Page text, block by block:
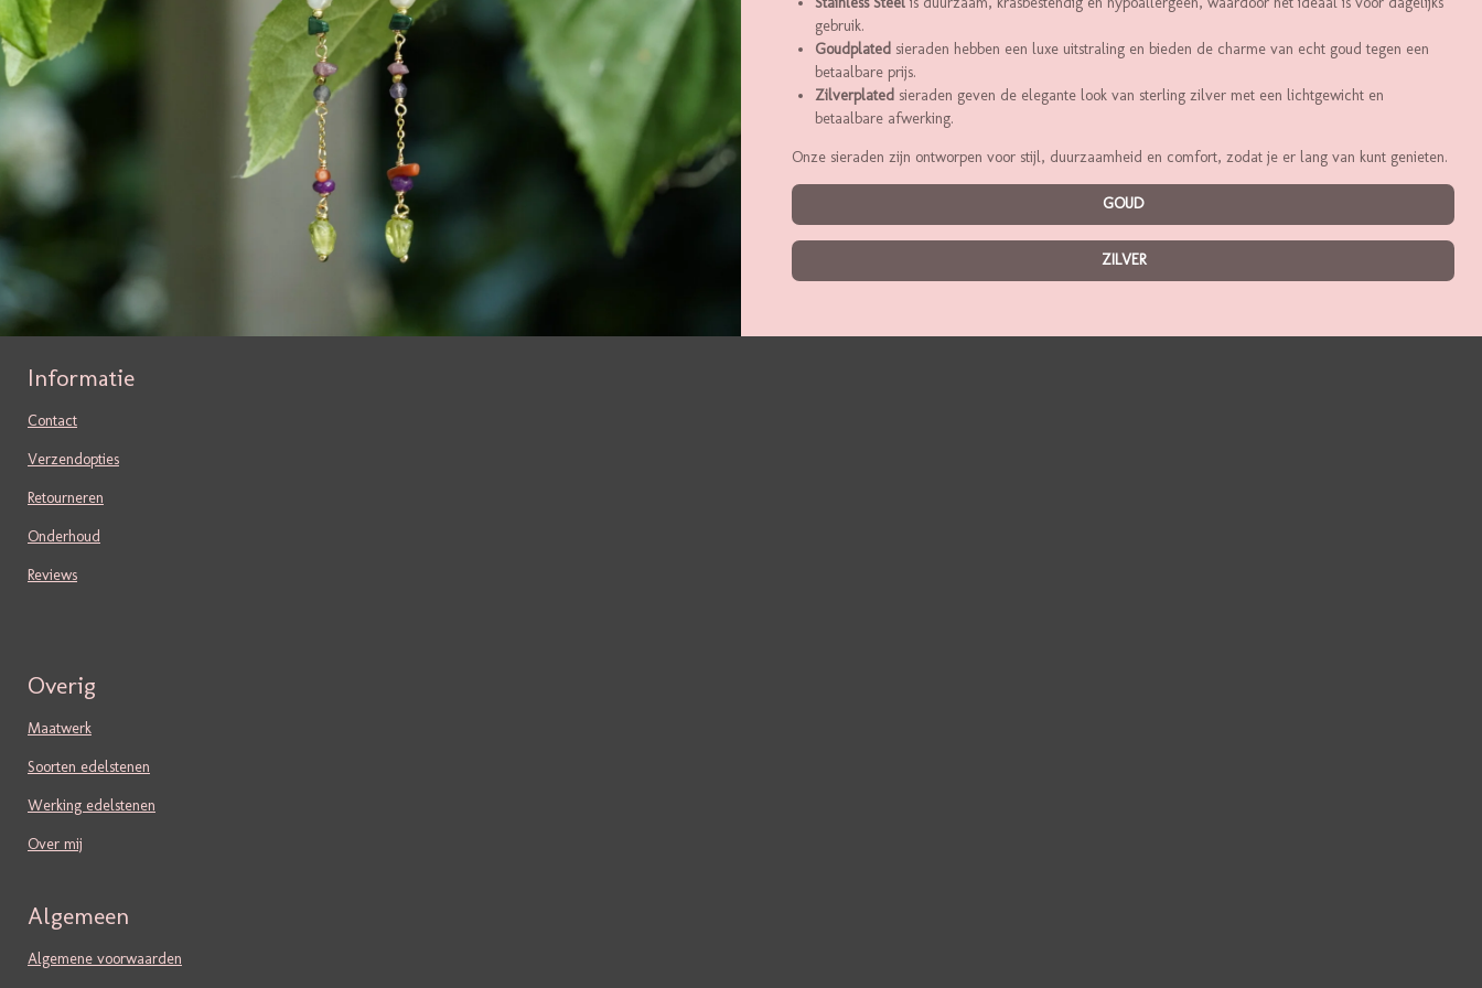
gebruik.
Goudplated sieraden hebben een luxe uitstraling en bieden de charme van echt goud tegen een
betaalbare prijs.
Zilverplated sieraden geven de elegante look van sterling zilver met een lichtgewicht en
betaalbare afwerking.
Onze sieraden zijn ontworpen voor stijl, duurzaamheid en comfort, zodat je er lang van kunt genieten.
GOUD
ZILVER
Informatie
Contact
Verzendopties
Retourneren
Onderhoud
Reviews
Overig
Maatwerk
Soorten edelstenen
Werking edelstenen
Over mij
Algemeen
Algemene voorwaarden